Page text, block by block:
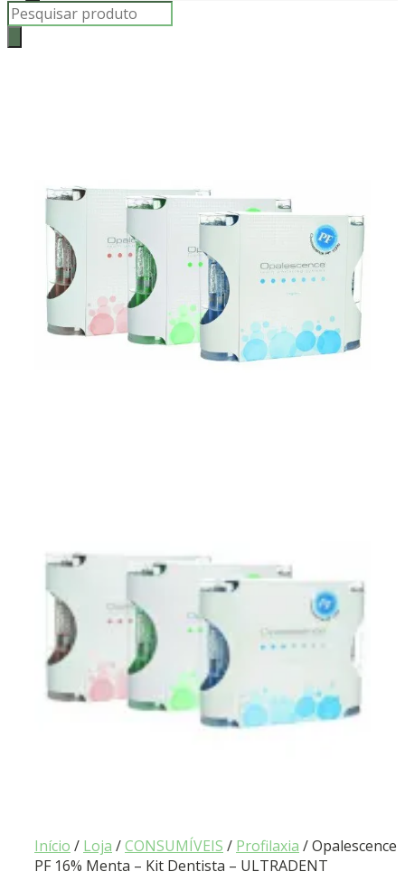
Products
search
Início / Loja /CONSUMÍVEIS / Profilaxia / Opalescence
PF 16% Menta – Kit Dentista – ULTRADENT